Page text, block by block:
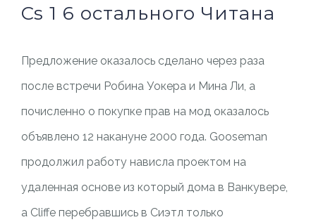
Cs 1 6 остального Читана
Предложение оказалось сделано через раза
после встречи Робина Уокера и Мина Ли, а
почисленно о покупке прав на мод оказалось
объявлено 12 накануне 2000 года. Gooseman
продолжил работу нависла проектом на
удаленная основе из который дома в Ванкувере,
а Cliffe перебравшись в Сиэтл только